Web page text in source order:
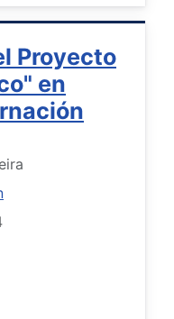
Proyecto
en